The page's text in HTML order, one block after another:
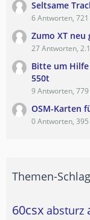
Seltsame
6 Antworten,
Zumo XT
27 Antworten,
Bitte um
550t
9 Antworten,
OSM-Karten
0 Antworten,
Themen-
60csx absturz